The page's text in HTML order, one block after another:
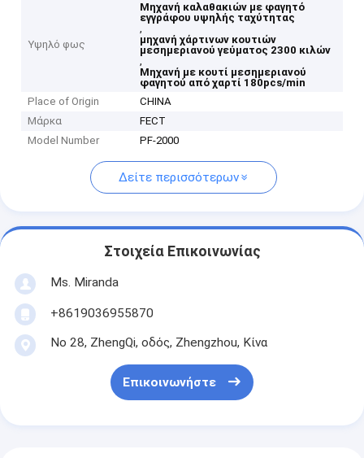
Υψηλό φως
Μηχανή καλαθακιών με φαγητό
εγγράφου υψηλής ταχύτητας
,
μηχανή χάρτινων κουτιών
μεσημεριανού γεύματος 2300 κιλών
,
Μηχανή με κουτί μεσημεριανού
φαγητού από χαρτί 180pcs/min
Place of Origin
CHINA
Μάρκα
FECT
Model Number
PF-2000
Δείτε περισσότερων
Στοιχεία Επικοινωνίας
Ms. Miranda
+8619036955870
Νο 28, ZhengQi, οδός, Zhengzhou, Κίνα
Επικοινωνήστε